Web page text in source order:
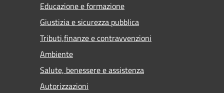
Educazione e formazione
Giustizia e sicurezza pubblica
Tributi,finanze e contravvenzioni
Ambiente
Salute, benessere e assistenza
Autorizzazioni